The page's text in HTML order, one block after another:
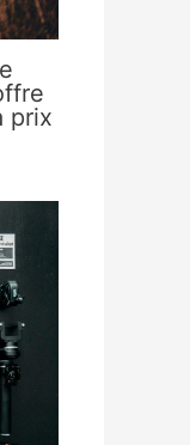
prix